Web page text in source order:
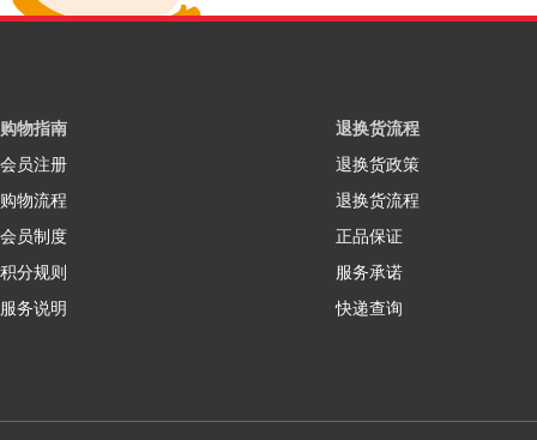
购物指南
会员注册
购物流程
会员制度
积分规则
服务说明
退换货流程
退换货政策
退换货流程
正品保证
服务承诺
快递查询